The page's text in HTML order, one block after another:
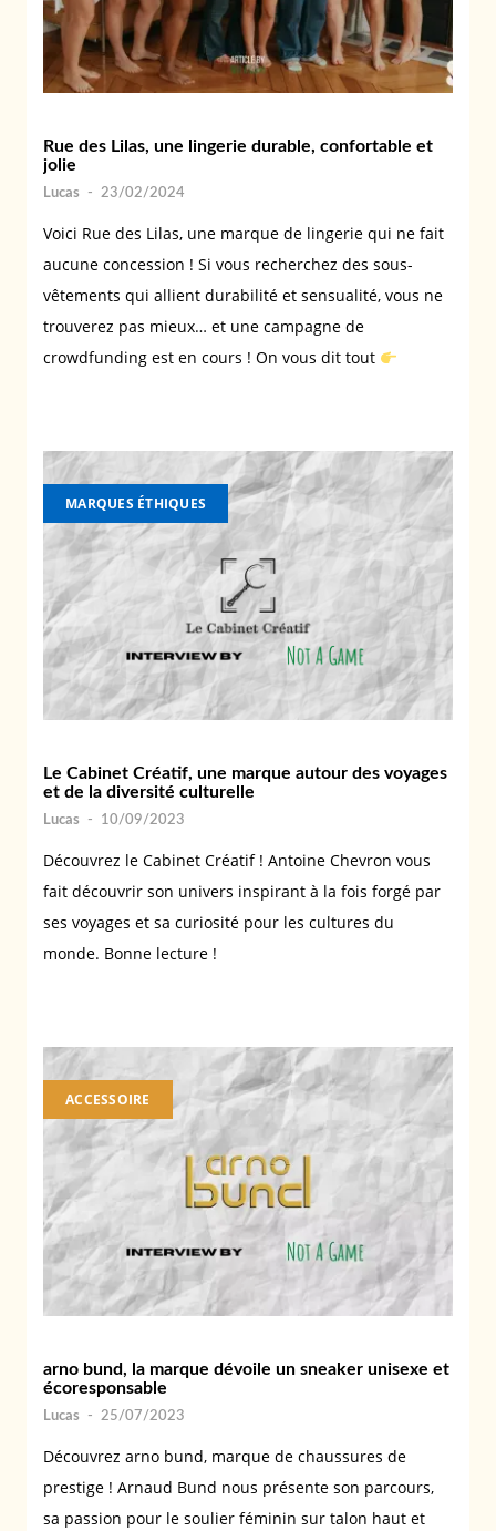
Rue des Lilas, une lingerie durable, confortable et
jolie
Lucas - 23/02/2024
Voici Rue des Lilas, une marque de lingerie qui ne fait
aucune concession ! Si vous recherchez des sous-
vêtements qui allient durabilité et sensualité, vous ne
trouverez pas mieux… et une campagne de
crowdfunding est en cours ! On vous dit tout
MARQUES ÉTHIQUES
Le Cabinet Créatif, une marque autour des voyages
et de la diversité culturelle
Lucas - 10/09/2023
Découvrez le Cabinet Créatif ! Antoine Chevron vous
fait découvrir son univers inspirant à la fois forgé par
ses voyages et sa curiosité pour les cultures du
monde. Bonne lecture !
ACCESSOIRE
arno bund, la marque dévoile un sneaker unisexe et
écoresponsable
Lucas - 25/07/2023
Découvrez arno bund, marque de chaussures de
prestige ! Arnaud Bund nous présente son parcours,
sa passion pour le soulier féminin sur talon haut et